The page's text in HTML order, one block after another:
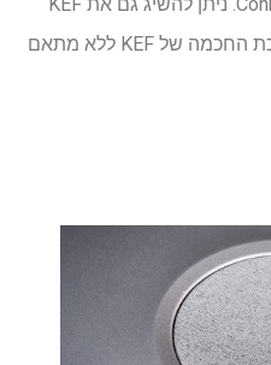
KC92 (2,499$) שמתחבר למערכת החכמה של KEF ללא מתאם